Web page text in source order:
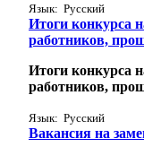
Язык: Русский
Итоги конкурса
работников,
Итоги конкурса
работников,
Язык: Русский
Вакансия на